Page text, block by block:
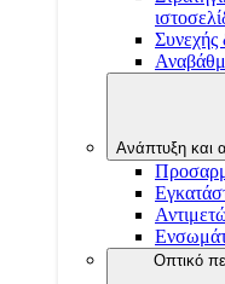
Συνεχής
Ανάπτυξη και
Οπτικό